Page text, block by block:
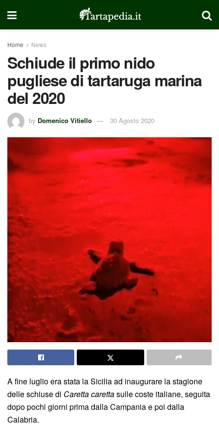
Home News
Schiude il primo nido
pugliese di tartaruga marina
del 2020
by Domenico Vitiello 30 Agosto 2020
A fine luglio era stata la Sicilia ad inaugurare la stagione
delle schiuse di Caretta carettasulle coste italiane, seguita
dopo pochi giorni prima dalla Campania e poi dalla
Calabria.